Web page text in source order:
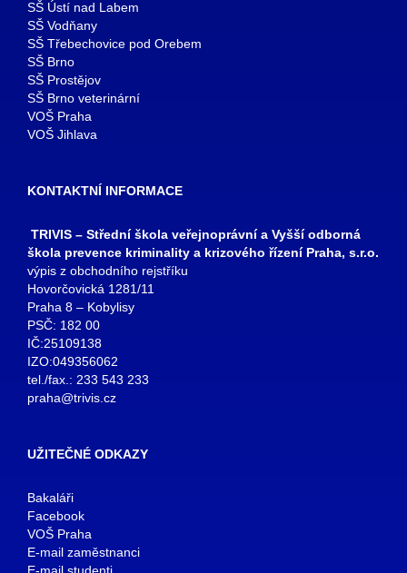
SŠ Ústí nad Labem
SŠ Vodňany
SŠ Třebechovice pod Orebem
SŠ Brno
SŠ Prostějov
SŠ Brno veterinární
VOŠ Praha
VOŠ Jihlava
KONTAKTNÍ INFORMACE
TRIVIS – Střední škola veřejnoprávní a Vyšší odborná
škola prevence kriminality a krizového řízení Praha, s.r.o.
výpis z obchodního rejstříku
Hovorčovická 1281/11
Praha 8 – Kobylisy
PSČ: 182 00
IČ:25109138
IZO:049356062
tel./fax.: 233 543 233
praha@trivis.cz
UŽITEČNÉ ODKAZY
Bakaláři
Facebook
VOŠ Praha
E-mail zaměstnanci
E-mail studenti